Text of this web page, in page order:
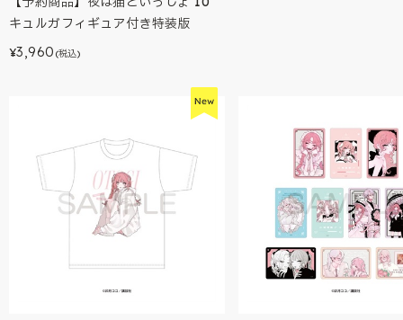
キュルガフィギュア付き特装版
¥3,960 (税込)